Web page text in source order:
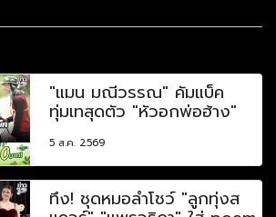
"แมน มณีวรรณ" คัมแบ็ค
ทุ่มเทสุดตัว "หัวอกพ่อฮ้าง"
5 ส.ค. 2569
ทึ่ง! ชุดหมอลำโชว์ "ลูกทุ่งส